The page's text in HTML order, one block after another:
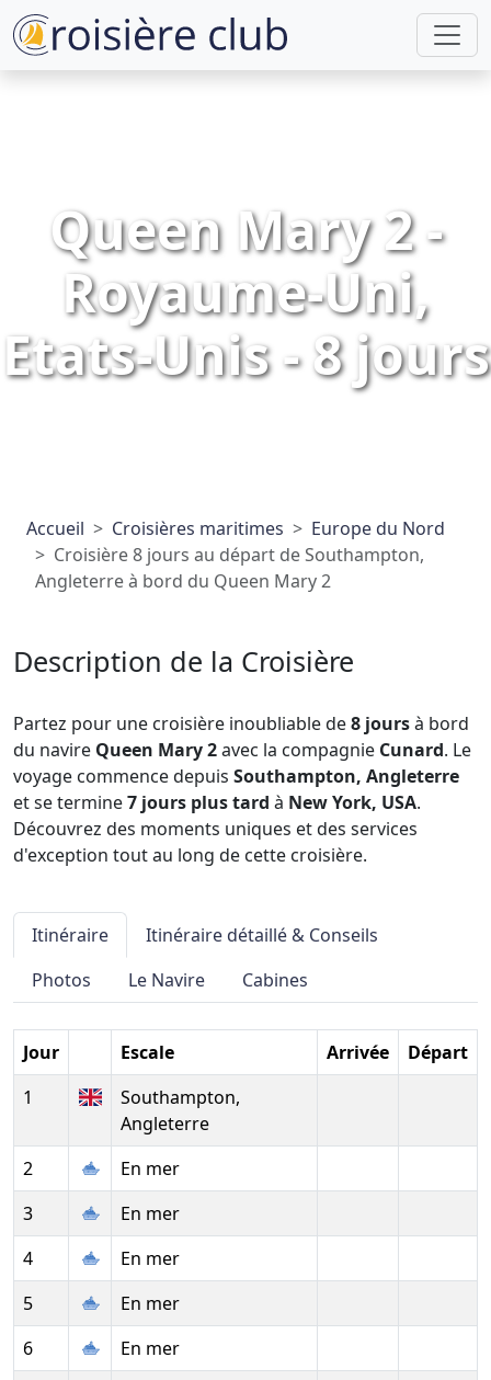
Queen Mary 2 -
Royaume-Uni,
Etats-Unis - 8 jours
Accueil Croisières maritimes
Europe du Nord
Croisière 8 jours au départ de Southampton,
Angleterre à bord du Queen Mary 2
Description de la Croisière
Partez pour une croisière inoubliable de8 joursà bord
du navire Queen Mary 2avec la compagnie Cunard. Le
voyage commence depuis Southampton, Angleterre
et se termine7 jours plus tard à New York, USA.
Découvrez des moments uniques et des services
d'exception tout au long de cette croisière.
Itinéraire
Itinéraire détaillé & Conseils
Photos
Le Navire Cabines
Jour Escale Arrivée
Départ
1
Southampton,
Angleterre
2
En mer
3
En mer
4
En mer
5
En mer
6
En mer